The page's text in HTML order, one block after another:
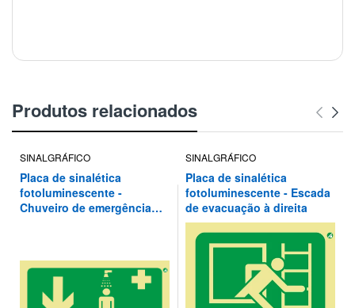
Produtos relacionados
SINALGRÁFICO
Placa de sinalética
fotoluminescente -
Chuveiro de emergência
SINALGRÁFICO
Placa de sinalética
fotoluminescente - Escada
de evacuação à direita